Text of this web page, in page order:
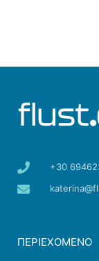
+30
ΠΕΡΙΕΧΟΜΕΝΟ